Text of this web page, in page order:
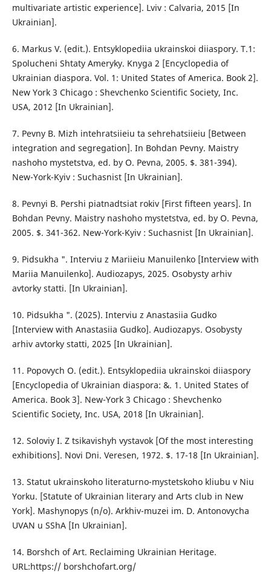
multivariate artistic experience]. Lviv : Calvaria, 2015 [In
Ukrainian].
6. Markus V. (edit.). Entsyklopediia ukrainskoi diiaspory. T.1:
Spolucheni Shtaty Ameryky. Knyga 2 [Encyclopedia of
Ukrainian diaspora. Vol. 1: United States of America. Book 2].
New York 3 Chicago : Shevchenko Scientific Society, Inc.
USA, 2012 [In Ukrainian].
7. Pevny B. Mizh intehratsiieiu ta sehrehatsiieiu [Between
integration and segregation]. In Bohdan Pevny. Maistry
nashoho mystetstva, ed. by O. Pevna, 2005. $. 381-394).
New-York-Kyiv : Suchasnist [In Ukrainian].
8. Pevnyi B. Pershi piatnadtsiat rokiv [First fifteen years]. In
Bohdan Pevny. Maistry nashoho mystetstva, ed. by O. Pevna,
2005. $. 341-362. New-York-Kyiv : Suchasnist [In Ukrainian].
9. Pidsukha ". Interviu z Mariieiu Manuilenko [Interview with
Mariia Manuilenko]. Audiozapys, 2025. Osobysty arhiv
avtorky statti. [In Ukrainian].
10. Pidsukha ". (2025). Interviu z Anastasiia Gudko
[Interview with Anastasiia Gudko]. Audiozapys. Osobysty
arhiv avtorky statti, 2025 [In Ukrainian].
11. Popovych O. (edit.). Entsyklopediia ukrainskoi diiaspory
[Encyclopedia of Ukrainian diaspora: &. 1. United States of
America. Book 3]. New-York 3 Chicago : Shevchenko
Scientific Society, Inc. USA, 2018 [In Ukrainian].
12. Soloviy I. Z tsikavishyh vystavok [Of the most interesting
exhibitions]. Novi Dni. Veresen, 1972. $. 17-18 [In Ukrainian].
13. Statut ukrainskoho literaturno-mystetskoho kliubu v Niu
Yorku. [Statute of Ukrainian literary and Arts club in New
York]. Mashynopys (n/o). Arkhiv-muzei im. D. Antonovycha
UVAN u SShA [In Ukrainian].
14. Borshch of Art. Reclaiming Ukrainian Heritage.
URL:https:// borshchofart.org/